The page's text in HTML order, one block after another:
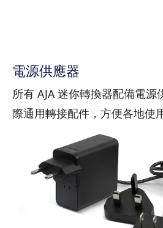
電源供應器
所有 AJA 迷你轉換器配備電源
際通用轉接配件，方便各地使用